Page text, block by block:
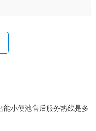
小便池售后服务热线是多